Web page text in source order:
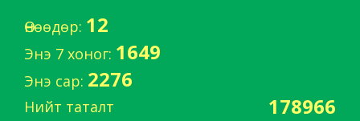
Өнөөдөр: 12
Энэ 7 хоног: 1649
Энэ сар: 2276
Нийт таталт 178966